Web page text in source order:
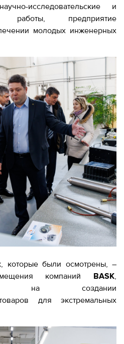
исследовательские и
работы, предприятие
молодых инженерных
которые были осмотрены, –
компаний BASK,
на создании
для экстремальных